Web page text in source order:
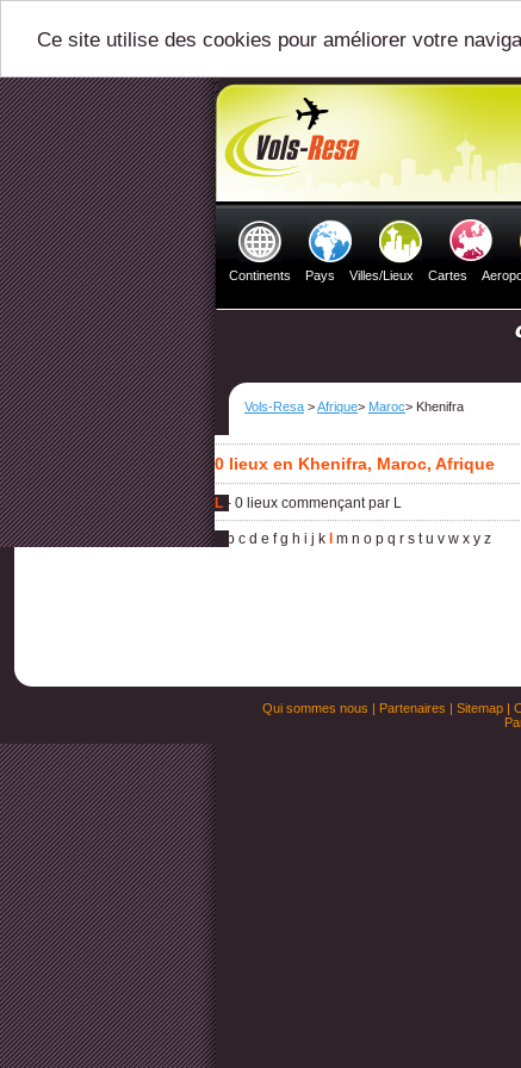
Ce site utilise des cookies pour améliorer votre
Continents Pays Villes/Lieux Cartes
Vols-Resa >Afrique> Maroc> Khenifra
0 lieux en Khenifra, Maroc, Afrique
L - 0 lieux commençant par L
b c d e fg h i j k m n o p q r s tu v w x y z
Qui sommes nous | Partenaires | Sitemap|